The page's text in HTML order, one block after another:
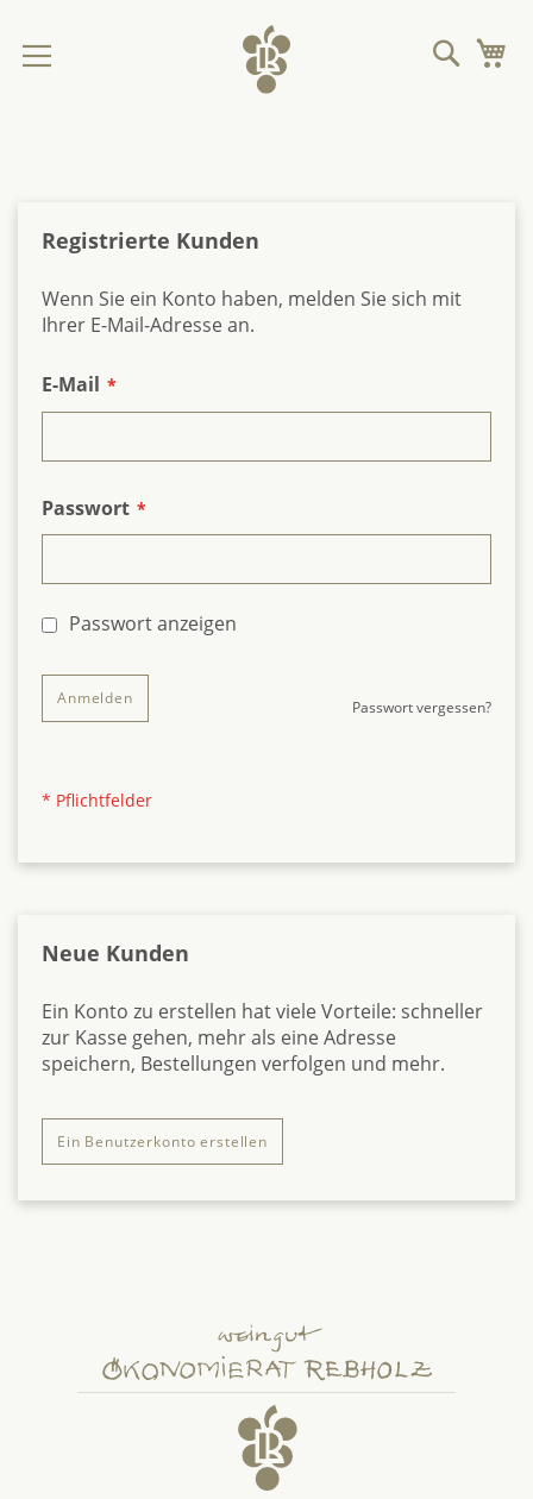
Inhalt
Suche
Registrierte Kunden
Wenn Sie ein Konto haben, melden Sie sich mit
Ihrer E-Mail-Adresse an.
E-Mail
Passwort
Passwort anzeigen
Anmelden Passwort vergessen?
Neue Kunden
Ein Konto zu erstellen hat viele Vorteile: schneller
zur Kasse gehen, mehr als eine Adresse
speichern, Bestellungen verfolgen und mehr.
Ein Benutzerkonto erstellen